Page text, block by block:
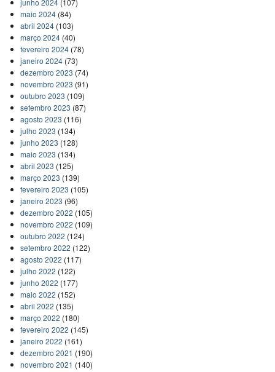
maio 2024(84)
abril 2024(103)
março 2024(40)
fevereiro 2024(78)
janeiro 2024(73)
dezembro 2023 (74)
novembro 2023 (91)
outubro 2023 (109)
setembro 2023 (87)
agosto 2023 (116)
julho 2023 (134)
junho 2023 (128)
maio 2023 (134)
abril 2023 (125)
março 2023 (139)
fevereiro 2023 (105)
janeiro 2023 (96)
dezembro 2022 (105)
novembro 2022 (109)
outubro 2022 (124)
setembro 2022 (122)
agosto 2022 (117)
julho 2022 (122)
junho 2022 (177)
maio 2022 (152)
abril 2022 (135)
março 2022 (180)
fevereiro 2022 (145)
janeiro 2022 (161)
dezembro 2021 (190)
novembro 2021 (140)